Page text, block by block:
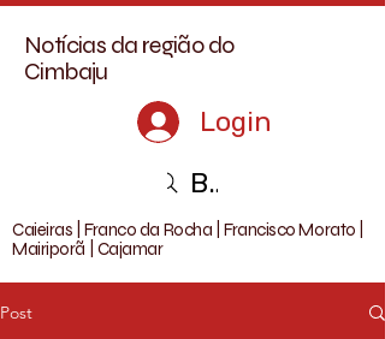
Notícias da região do
Cimbaju
Login
Buscar
Caieiras | Franco da Rocha | Francisco Morato |
Mairiporã | Cajamar
Post